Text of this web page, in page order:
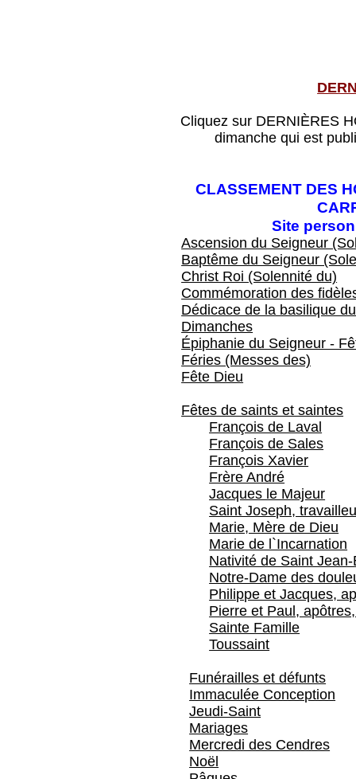
Cliquez sur DERNIÈRES
dimanche qui est
CLASSEMENT DES
Site
Ascension du Seigneur
Baptême du Seigneur
Christ Roi (Solennité du)
Commémoration des
Dédicace de la basilique
Dimanches
Épiphanie du Seigneur -
Féries (Messes des)
Fête Dieu
Fêtes de saints et saintes
François de Laval
François de Sales
François Xavier
Frère André
Jacques le Majeur
Saint Joseph,
Marie, Mère de Dieu
Marie de l`Incarnation
Nativité de Saint
Notre-Dame des
Philippe et Jacques,
Pierre et Paul,
Sainte Famille
Toussaint
Funérailles et défunts
Immaculée Conception
Jeudi-Saint
Mariages
Mercredi des Cendres
Noël